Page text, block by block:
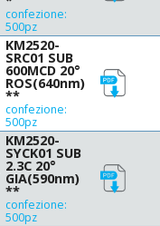
confezione:
500pz
KM2520-
SRC01 SUB
600MCD 20°
ROS(640nm)
**
confezione:
500pz
KM2520-
SYCK01 SUB
2.3C 20°
GIA(590nm)
**
confezione:
500pz